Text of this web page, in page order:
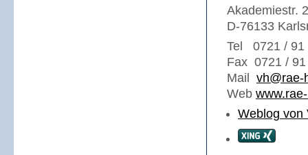
Akademiestr.
D-76133
Tel 0721 / 91
Fax 0721 /
Mail vh@rae-
Web
Weblog von